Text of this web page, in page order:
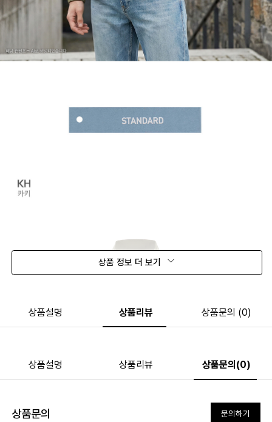
상품 정보 더 보기
상품설명 상품리뷰 상품문의 (0)
상품설명 상품리뷰 상품문의(0)
상품문의 문의하기